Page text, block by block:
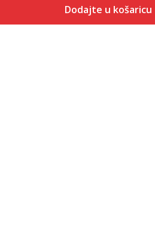
Dodajte u košaricu